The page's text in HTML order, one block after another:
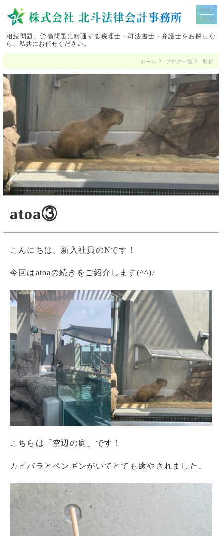
相続問題、労働問題に精通する税理士・司法書士・弁護士をお探しな
ら、私共にお任せください。
ホーム ブログ一覧 取材
atoa③
こんにちは。新入社員のNです！
今回はatoaの続きをご紹介します(^^)/
こちらは「空辺の庭」です！
カピバラとペンギンがいてとても癒やされました。